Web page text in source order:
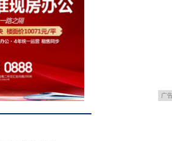
广